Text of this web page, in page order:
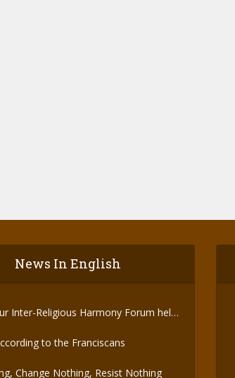
News In English
Inter-Religious Harmony Forum held
to the Franciscans
Change Nothing, Resist Nothing